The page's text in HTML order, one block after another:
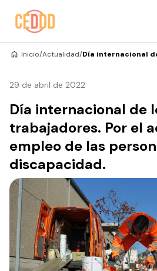
Inicio/Actualidad/Día internacional
29 de abril de 2022
Día internacional de
trabajadores. Por el
empleo de las
discapacidad.